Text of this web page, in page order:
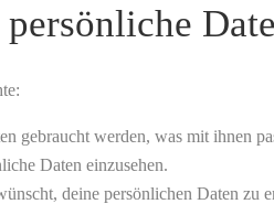
gebraucht werden, was mit ihnen
Daten einzusehen.
deine persönlichen Daten zu